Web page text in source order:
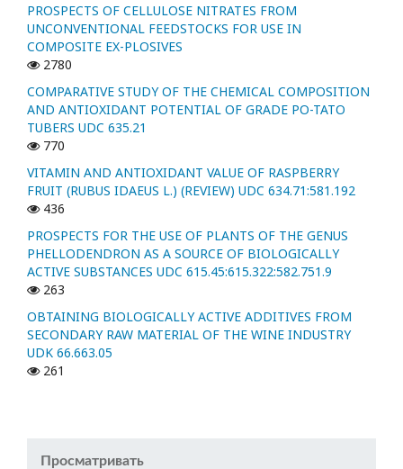
PROSPECTS OF CELLULOSE NITRATES FROM
UNCONVENTIONAL FEEDSTOCKS FOR USE IN
COMPOSITE EX-PLOSIVES
2780
COMPARATIVE STUDY OF THE CHEMICAL COMPOSITION
AND ANTIOXIDANT POTENTIAL OF GRADE PO-TATO
TUBERS UDC 635.21
770
VITAMIN AND ANTIOXIDANT VALUE OF RASPBERRY
FRUIT (RUBUS IDAEUS L.) (REVIEW) UDC 634.71:581.192
436
PROSPECTS FOR THE USE OF PLANTS OF THE GENUS
PHELLODENDRON AS A SOURCE OF BIOLOGICALLY
ACTIVE SUBSTANCES UDC 615.45:615.322:582.751.9
263
OBTAINING BIOLOGICALLY ACTIVE ADDITIVES FROM
SECONDARY RAW MATERIAL OF THE WINE INDUSTRY
UDK 66.663.05
261
Просматривать